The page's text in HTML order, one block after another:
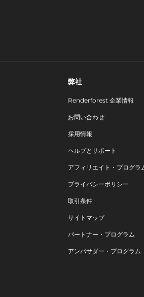
弊社
Renderforest 企業情報
お問い合わせ
採用情報
ヘルプとサポート
アフィリエイト・プログラ
プライバシーポリシー
取引条件
サイトマップ
パートナー・プログラム
アンバサダー・プログラム